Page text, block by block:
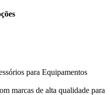
para Equipamentos
marcas de alta qualidade para